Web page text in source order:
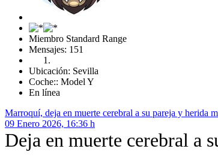
Miembro Standard Range
Mensajes: 151
Ubicación: Sevilla
Coche:: Model Y
En línea
Marroquí, deja en muerte cerebral a su pareja y herida
09 Enero 2026, 16:36 h
Deja en muerte cerebral a